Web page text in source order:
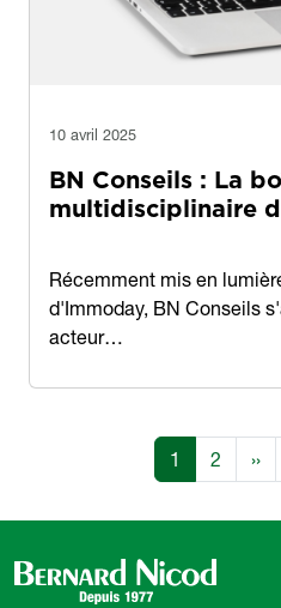
10 avril 2025
BN Conseils : La
multidisciplinaire
Contenu
Récemment mis en
d'Immoday, BN Conseils
acteur…
Pagination
Page
1 Page
2 ››